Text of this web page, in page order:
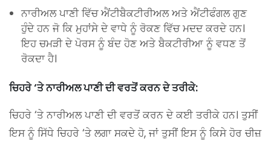
ਨਾਰੀਅਲ ਪਾਣੀ ਵਿੱਚ ਐਂਟੀਬੈਕਟੀਰੀਅਲ ਅਤੇ ਐਂਟੀਫੰਗਲ ਗੁਣ
ਹੁੰਦੇ ਹਨ ਜੋ ਕਿ ਮੁਹਾਂਸੇ ਦੇ ਵਾਧੇ ਨੂੰ ਰੋਕਣ ਵਿੱਚ ਮਦਦ ਕਰਦੇ ਹਨ।
ਇਹ ਚਮੜੀ ਦੇ ਪੋਰਸ ਨੂੰ ਬੰਦ ਹੋਣ ਅਤੇ ਬੈਕਟੀਰੀਆ ਨੂੰ ਵਧਣ ਤੋਂ
ਰੋਕਦਾ ਹੈ।
ਚਿਹਰੇ ‘ਤੇ ਨਾਰੀਅਲ ਪਾਣੀ ਦੀ ਵਰਤੋਂ ਕਰਨ ਦੇ ਤਰੀਕੇ:
ਚਿਹਰੇ ‘ਤੇ ਨਾਰੀਅਲ ਪਾਣੀ ਦੀ ਵਰਤੋਂ ਕਰਨ ਦੇ ਕਈ ਤਰੀਕੇ ਹਨ। ਤੁਸੀਂ
ਇਸ ਨੂੰ ਸਿੱਧੇ ਚਿਹਰੇ ‘ਤੇ ਲਗਾ ਸਕਦੇ ਹੋ, ਜਾਂ ਤੁਸੀਂ ਇਸ ਨੂੰ ਕਿਸੇ ਹੋਰ ਚੀਜ਼